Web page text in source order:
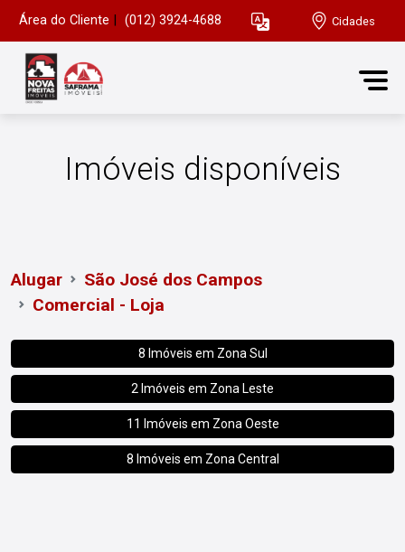
Área do Cliente (012) 3924-4688 Cidades
Imóveis disponíveis
Alugar
São José dos Campos
Comercial - Loja
8 Imóveis em Zona Sul
2 Imóveis em Zona Leste
11 Imóveis em Zona Oeste
8 Imóveis em Zona Central